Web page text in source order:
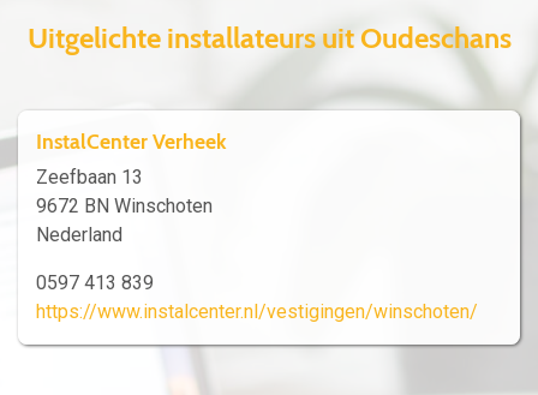
Uitgelichte installateurs uit Oudeschans
InstalCenter Verheek
Zeefbaan 13
9672 BN Winschoten
Nederland
0597 413 839
https://www.instalcenter.nl/vestigingen/winschoten/